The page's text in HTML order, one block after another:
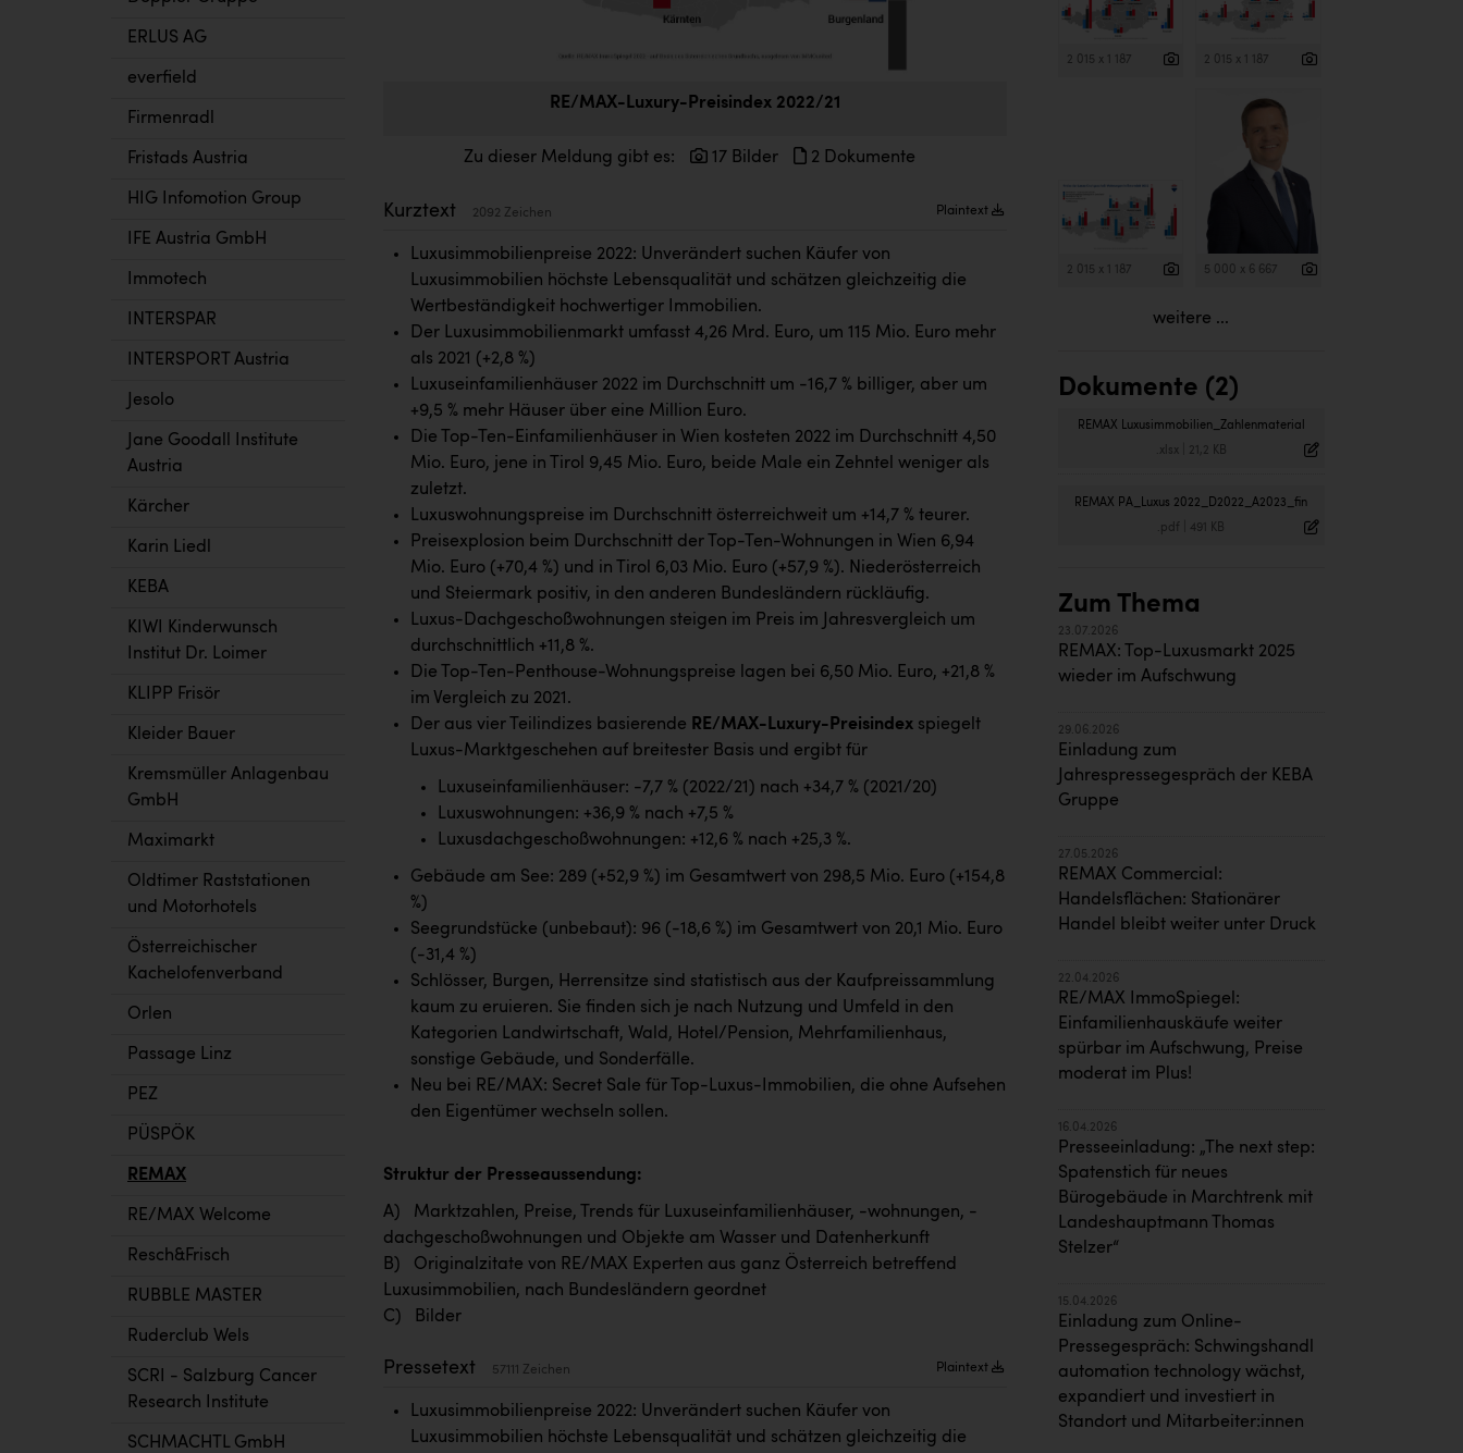
ERLUS AG
everfield
Firmenradl
Fristads Austria
HIG Infomotion Group
IFE Austria GmbH
Immotech
INTERSPAR
INTERSPORT Austria
Jesolo
Jane Goodall Institute
Austria
Kärcher
Karin Liedl
KEBA
KIWI Kinderwunsch
Institut Dr. Loimer
KLIPP Frisör
Kleider Bauer
Kremsmüller Anlagenbau
GmbH
Maximarkt
Oldtimer Raststationen
und Motorhotels
Österreichischer
Kachelofenverband
Orlen
Passage Linz
PEZ
PÜSPÖK
REMAX
RE/MAX Welcome
Resch&Frisch
RUBBLE MASTER
Ruderclub Wels
SCRI - Salzburg Cancer
Research Institute
SCHMACHTL GmbH
RE/MAX-Luxury-Preisindex 2022/21
Zu dieser Meldung gibt es: 17 Bilder 2 Dokumente
Kurztext 2092 Zeichen Plaintext
Luxusimmobilienpreise 2022: Unverändert suchen Käufer von
Luxusimmobilien höchste Lebensqualität und schätzen gleichzeitig die
Wertbeständigkeit hochwertiger Immobilien.
Der Luxusimmobilienmarkt umfasst 4,26 Mrd. Euro, um 115 Mio. Euro mehr
als 2021 (+2,8 %)
Luxuseinfamilienhäuser 2022 im Durchschnitt um -16,7 % billiger, aber um
+9,5 % mehr Häuser über eine Million Euro.
Die Top-Ten-Einfamilienhäuser in Wien kosteten 2022 im Durchschnitt 4,50
Mio. Euro, jene in Tirol 9,45 Mio. Euro, beide Male ein Zehntel weniger als
zuletzt.
Luxuswohnungspreise im Durchschnitt österreichweit um +14,7 % teurer.
Preisexplosion beim Durchschnitt der Top-Ten-Wohnungen in Wien 6,94
Mio. Euro (+70,4 %) und in Tirol 6,03 Mio. Euro (+57,9 %). Niederösterreich
und Steiermark positiv, in den anderen Bundesländern rückläufig.
Luxus-Dachgeschoßwohnungen steigen im Preis im Jahresvergleich um
durchschnittlich +11,8 %.
Die Top-Ten-Penthouse-Wohnungspreise lagen bei 6,50 Mio. Euro, +21,8 %
im Vergleich zu 2021.
Der aus vier Teilindizes basierende RE/MAX-Luxury-Preisindex spiegelt
Luxus-Marktgeschehen auf breitester Basis und ergibt für
Luxuseinfamilienhäuser: -7,7 % (2022/21) nach +34,7 % (2021/20)
Luxuswohnungen: +36,9 % nach +7,5 %
Luxusdachgeschoßwohnungen: +12,6 % nach +25,3 %.
Gebäude am See: 289 (+52,9 %) im Gesamtwert von 298,5 Mio. Euro (+154,8
%)
Seegrundstücke (unbebaut): 96 (-18,6 %) im Gesamtwert von 20,1 Mio. Euro
(-31,4 %)
Schlösser, Burgen, Herrensitze sind statistisch aus der Kaufpreissammlung
kaum zu eruieren. Sie finden sich je nach Nutzung und Umfeld in den
Kategorien Landwirtschaft, Wald, Hotel/Pension, Mehrfamilienhaus,
sonstige Gebäude, und Sonderfälle.
Neu bei RE/MAX: Secret Sale für Top-Luxus-Immobilien, die ohne Aufsehen
den Eigentümer wechseln sollen.
Struktur der Presseaussendung:
A) Marktzahlen, Preise, Trends für Luxuseinfamilienhäuser, -wohnungen, -
dachgeschoßwohnungen und Objekte am Wasser und Datenherkunft
B) Originalzitate von RE/MAX Experten aus ganz Österreich betreffend
Luxusimmobilien, nach Bundesländern geordnet
C) Bilder
Pressetext 57111 Zeichen Plaintext
Luxusimmobilienpreise 2022: Unverändert suchen Käufer von
Luxusimmobilien höchste Lebensqualität und schätzen gleichzeitig die
2 015 x 1 187 2 015 x 1 187
2 015 x 1 187 5 000 x 6 667
weitere ...
Dokumente (2)
REMAX Luxusimmobilien_Zahlenmaterial
.xlsx| 21,2 KB
REMAX PA_Luxus 2022_D2022_A2023_fin
.pdf 491 KB
Zum Thema
23.07.2026
REMAX: Top-Luxusmarkt 2025
wieder im Aufschwung
29.06.2026
Einladung zum
Jahrespressegespräch der KEBA
Gruppe
27.05.2026
REMAX Commercial:
Handelsflächen: Stationärer
Handel bleibt weiter unter Druck
22.04.2026
RE/MAX ImmoSpiegel:
Einfamilienhauskäufe weiter
spürbar im Aufschwung, Preise
moderat im Plus!
16.04.2026
Presseeinladung: „The next step:
Spatenstich für neues
Bürogebäude in Marchtrenk mit
Landeshauptmann Thomas
Stelzer“
15.04.2026
Einladung zum Online-
Pressegespräch: Schwingshandl
automation technology wächst,
expandiert und investiert in
Standort und Mitarbeiter:innen